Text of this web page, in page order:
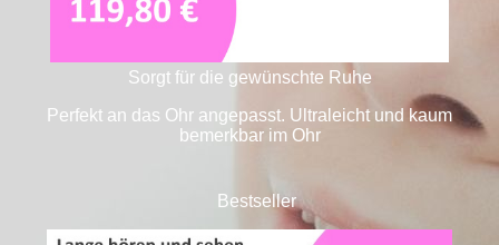
Sorgt für die gewünschte Ruhe
Perfekt an das Ohr angepasst. Ultraleicht und kaum
bemerkbar im Ohr
Bestseller